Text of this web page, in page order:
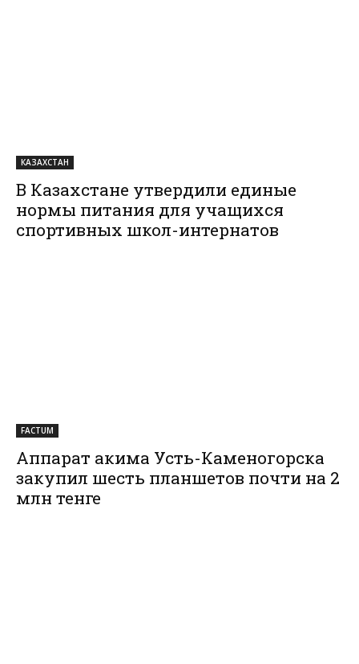
КАЗАХСТАН
В Казахстане утвердили единые
нормы питания для учащихся
спортивных школ-интернатов
FACTUM
Аппарат акима Усть-Каменогорска
закупил шесть планшетов почти на 2
млн тенге